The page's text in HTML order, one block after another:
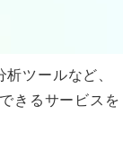
ツールなど、
きるサービスを